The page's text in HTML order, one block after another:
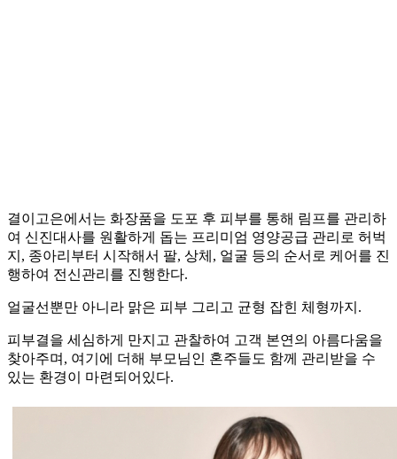
결이고은에서는 화장품을 도포 후 피부를 통해 림프를 관리하
여 신진대사를 원활하게 돕는 프리미엄 영양공급 관리로 허벅
지, 종아리부터 시작해서 팔, 상체, 얼굴 등의 순서로 케어를 진
행하여 전신관리를 진행한다.
얼굴선뿐만 아니라 맑은 피부 그리고 균형 잡힌 체형까지.
피부결을 세심하게 만지고 관찰하여 고객 본연의 아름다움을
찾아주며, 여기에 더해 부모님인 혼주들도 함께 관리받을 수
있는 환경이 마련되어있다.